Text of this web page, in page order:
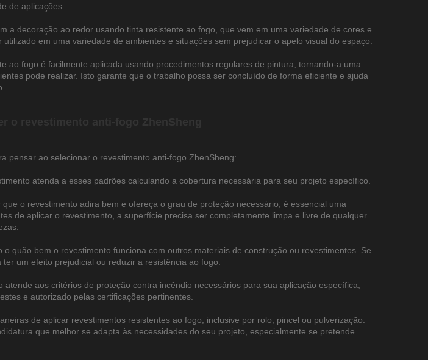
de aplicações.
a decoração ao redor usando tinta resistente ao fogo, que vem em uma variedade de cores e
em uma variedade de ambientes e situações sem prejudicar o apelo visual do espaço.
ao fogo é facilmente aplicada usando procedimentos regulares de pintura, tornando-a uma
pode realizar. Isto garante que o trabalho possa ser concluído de forma eficiente e ajuda
pensar ao selecionar o revestimento anti-fogo ZhenSheng:
atenda a esses padrões calculando a cobertura necessária para seu projeto específico.
o revestimento adira bem e ofereça o grau de proteção necessário, é essencial uma
de aplicar o revestimento, a superfície precisa ser completamente limpa e livre de qualquer
o quão bem o revestimento funciona com outros materiais de construção ou revestimentos. Se
um efeito prejudicial ou reduzir a resistência ao fogo.
atende aos critérios de proteção contra incêndio necessários para sua aplicação específica,
e autorizado pelas certificações pertinentes.
de aplicar revestimentos resistentes ao fogo, inclusive por rolo, pincel ou pulverização.
que melhor se adapta às necessidades do seu projeto, especialmente se pretende